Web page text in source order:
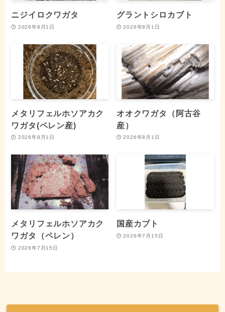
ニジイロクワガタ
2026年8月1日
グラントシロカブト
2026年8月1日
メタリフェルホソアカク
ワガタ(ペレン産)
2026年8月1日
オオクワガタ（阿古谷
産）
2026年8月1日
メタリフェルホソアカク
ワガタ（ペレン）
2026年7月15日
国産カブト
2026年7月15日